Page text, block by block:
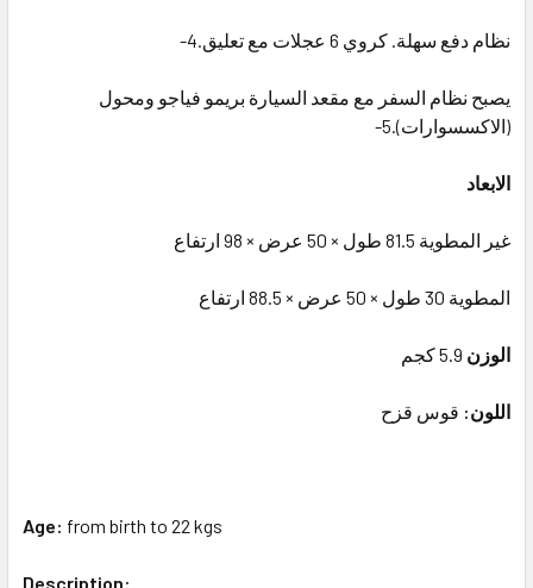
نظام دفع سهلة. كروي 6 عجلات مع تعليق.4-
يصبح نظام السفر مع مقعد السيارة بريمو فياجو ومحول
(الاكسسوارات).5-
الابعاد
غير المطوية 81.5 طول × 50 عرض × 98 ارتفاع
المطوية 30 طول × 50 عرض × 88.5 ارتفاع
الوزن
اللون: قوس قزح
Age: from birth to 22 kgs
Description: